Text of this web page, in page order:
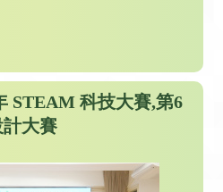
STEAM 科技大賽,第6
大賽